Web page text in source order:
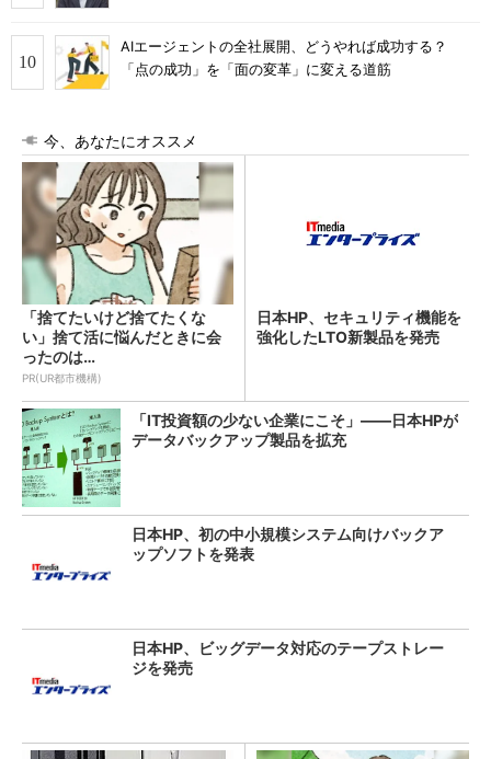
AIエージェントの全社展開、どうやれば成功する？
「点の成功」を「面の変革」に変える道筋
今、あなたにオススメ
「捨てたいけど捨てたくな
い」捨て活に悩んだときに会
ったのは…
PR(UR都市機構)
日本HP、セキュリティ機能を
強化したLTO新製品を発売
「IT投資額の少ない企業にこそ」――日本HPが
データバックアップ製品を拡充
日本HP、初の中小規模システム向けバックア
ップソフトを発表
日本HP、ビッグデータ対応のテープストレー
ジを発売